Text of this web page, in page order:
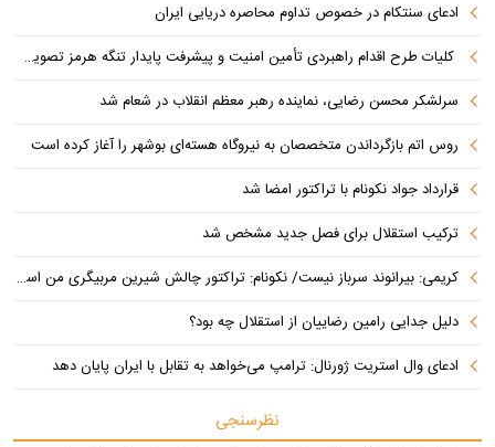
ادعای سنتکام در خصوص تداوم محاصره دریایی ایران
کلیات طرح اقدام راهبردی تأمین امنیت و پیشرفت پایدار تنگه هرمز تصویب شد
سرلشکر محسن رضایی، نماینده رهبر معظم انقلاب در شعام شد
روس اتم بازگرداندن متخصصان به نیروگاه هسته‌ای بوشهر را آغاز کرده است
قرارداد جواد نکونام با تراکتور امضا شد
ترکیب استقلال برای فصل جدید مشخص شد
کریمی: بیرانوند سرباز نیست/ نکونام: تراکتور چالش شیرین مربیگری من است
دلیل جدایی رامین رضاییان از استقلال چه بود؟
ادعای وال‌ استریت ژورنال: ترامپ می‌خواهد به تقابل با ایران پایان دهد
نظرسنجی